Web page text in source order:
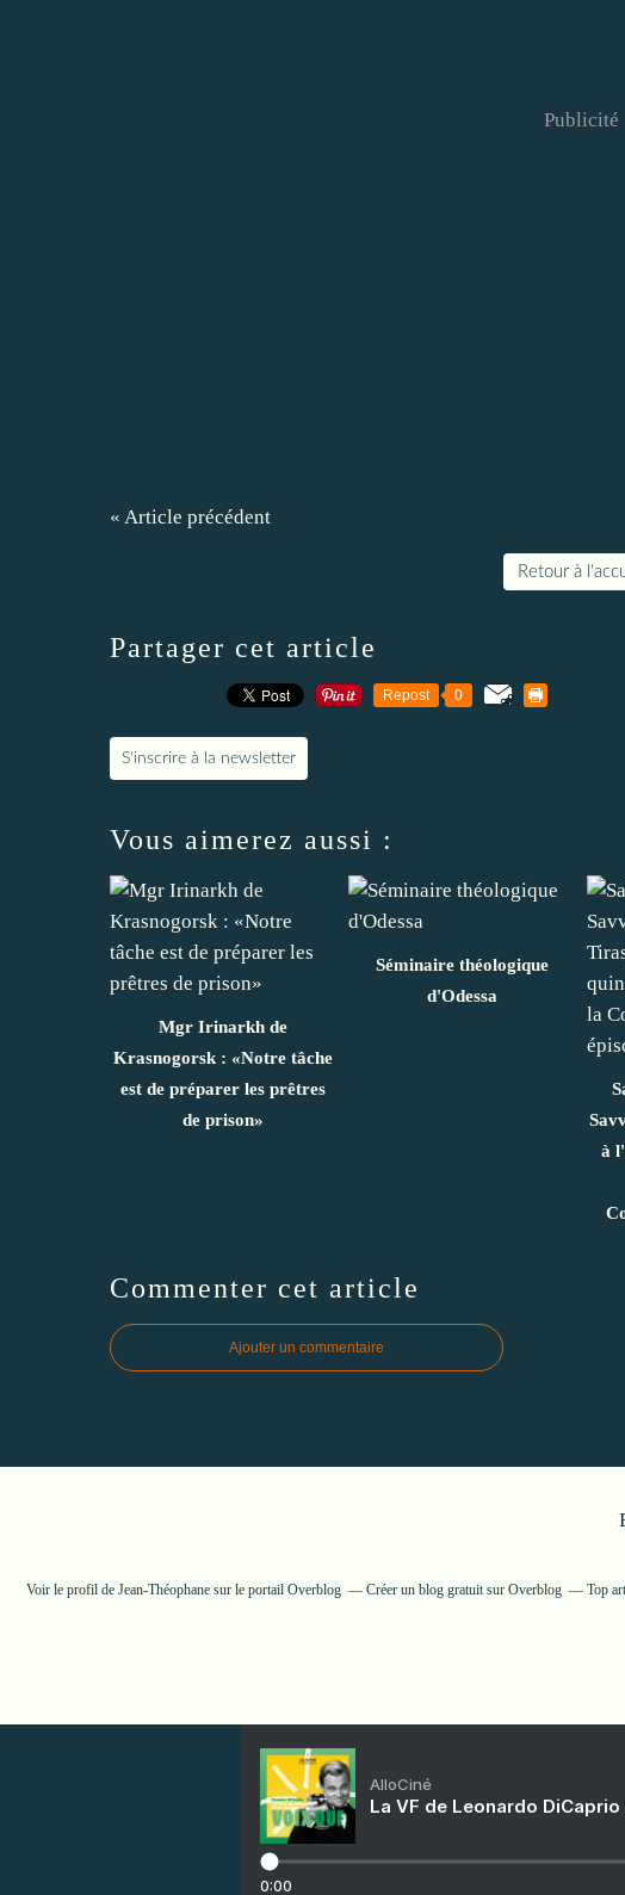
Publicité
« Article précédent
Retour à
Partager cet article
Repost 0
S'inscrire à la newsletter
Vous aimerez aussi :
Mgr Irinarkh de
Krasnogorsk : «Notre tâche
est de préparer les prêtres
de prison»
Séminaire théologique
d'Odessa
à
Commenter cet article
Ajouter un commentaire
Voir le profil de Jean-Théophane sur le portail Overblog Créer un blog gratuit sur Overblog Top
AlloCiné
La VF de Leonardo
0:00